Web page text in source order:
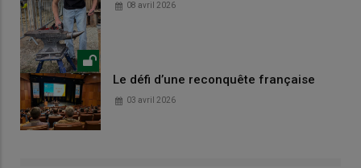
08 avril 2026
Le défi d’une reconquête française
03 avril 2026